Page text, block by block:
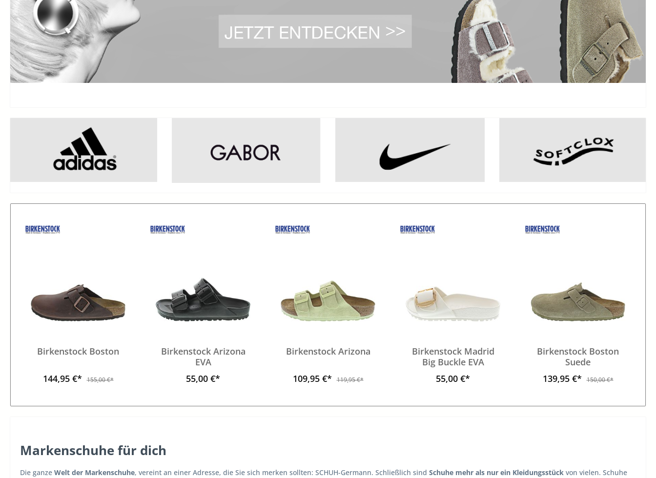
Birkenstock Boston
144,95 €* 155,00 €*
Birkenstock Arizona
EVA
55,00 €*
Birkenstock Arizona
109,95 €* 119,95 €*
Birkenstock Madrid
Big Buckle EVA
55,00 €*
Birkenstock Boston
Suede
139,95 €*
150,00 €*
Markenschuhe für dich
Die ganze Welt der Markenschuhe, vereint an einer Adresse, die Sie sich merken sollten: SCHUH-Germann. Schließlich sind Schuhe mehr als nur ein Kleidungsstück von vielen. Schuhe